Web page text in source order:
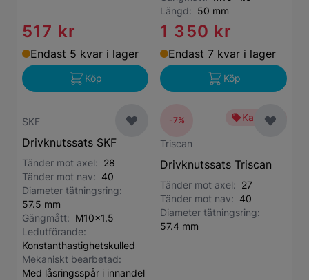
517 kr
Endast 5 kvar i lager
Köp
Längd: 50 mm
1 350 kr
Endast 7 kvar i lager
Köp
SKF
Drivknutssats SKF
Tänder mot axel: 28
Tänder mot nav: 40
Diameter tätningsring:
57.5 mm
Gängmått: M10x1.5
Ledutförande:
Konstanthastighetskulled
Mekaniskt bearbetad:
Med låsringsspår i innandel
Kampanj
Triscan
Drivknutssats Triscan
Tänder mot axel: 27
Tänder mot nav: 40
Diameter tätningsring:
57.4 mm
-7%